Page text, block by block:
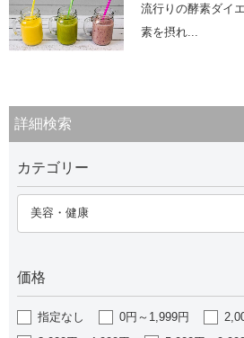
流行りの酵素ダイ
素を摂れ...
詳細検索
カテゴリー
美容・健康
価格
指定なし 0円～1,999円